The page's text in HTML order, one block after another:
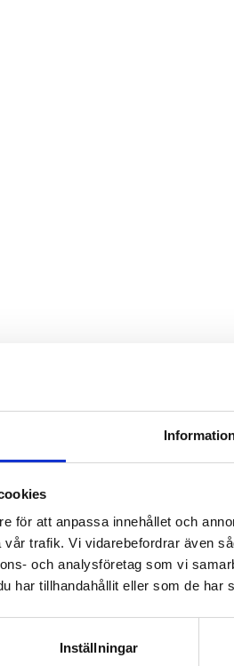
för att anpassa innehållet och
trafik. Vi vidarebefordrar även
och analysföretag som vi
har tillhandahållit eller som de har
Inställningar